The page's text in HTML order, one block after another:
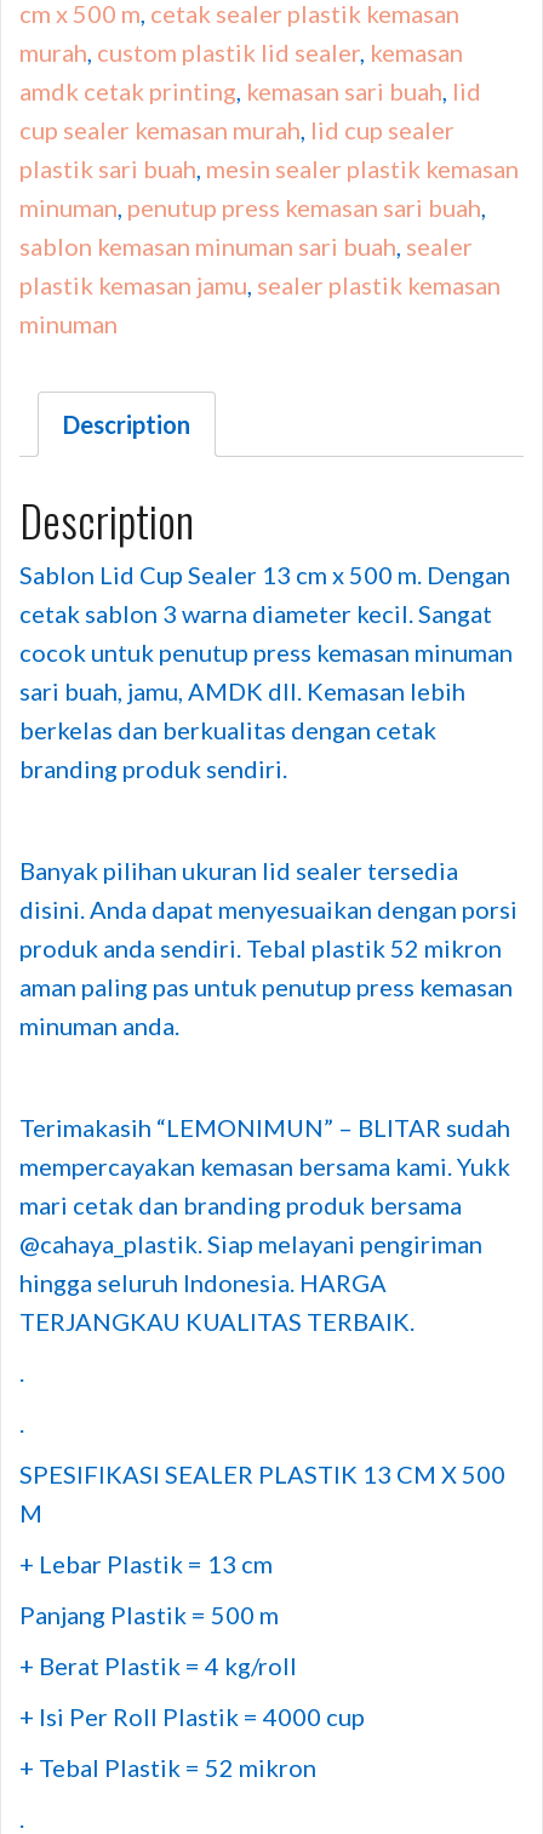
cm x 500 m cetak sealer plastik kemasan
murah custom plastik lid sealer kemasan
amdk cetak printing kemasan sari buah lid
cup sealer kemasan murah lid cup sealer
plastik sari buah mesin sealer plastik kemasan
minuman penutup press kemasan sari buah
sablon kemasan minuman sari buah sealer
plastik kemasan jamu sealer plastik kemasan
minuman
Description
Description
Sablon Lid Cup Sealer 13 cm x 500 m. Dengan
cetak sablon 3 warna diameter kecil. Sangat
cocok untuk penutup press kemasan minuman
sari buah, jamu, AMDK dll. Kemasan lebih
berkelas dan berkualitas dengan cetak
branding produk sendiri.
Banyak pilihan ukuran lid sealer tersedia
disini. Anda dapat menyesuaikan dengan porsi
produk anda sendiri. Tebal plastik 52 mikron
aman paling pas untuk penutup press kemasan
minuman anda.
Terimakasih “LEMONIMUN” – BLITAR sudah
mempercayakan kemasan bersama kami. Yukk
mari cetak dan branding produk bersama
@cahaya_plastik. Siap melayani pengiriman
hingga seluruh Indonesia. HARGA
TERJANGKAU KUALITAS TERBAIK.
.
.
SPESIFIKASI SEALER PLASTIK 13 CM X 500
M
+ Lebar Plastik = 13 cm
Panjang Plastik = 500 m
+ Berat Plastik = 4 kg/roll
+ Isi Per Roll Plastik = 4000 cup
+ Tebal Plastik = 52 mikron
.